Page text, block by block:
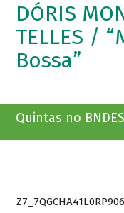
DÓRIS
TELLES /
Bossa”
Quintas no